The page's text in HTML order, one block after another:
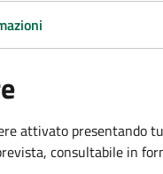
attivato presentando
consultabile in